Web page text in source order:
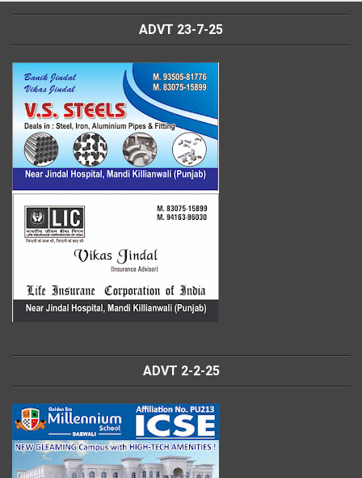
ADVT 23-7-25
ADVT 2-2-25